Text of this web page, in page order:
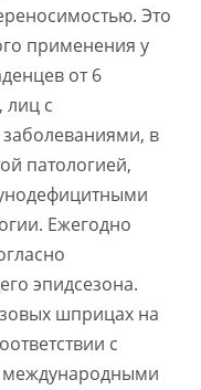
Это
применения у
от 6
с
в
патологией,
Ежегодно
эпидсезона.
шприцах на
с